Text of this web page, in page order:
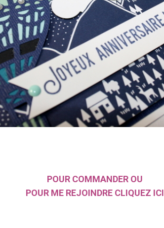
POUR COMMANDER OU
POUR ME REJOINDRE CLIQUEZ ICI